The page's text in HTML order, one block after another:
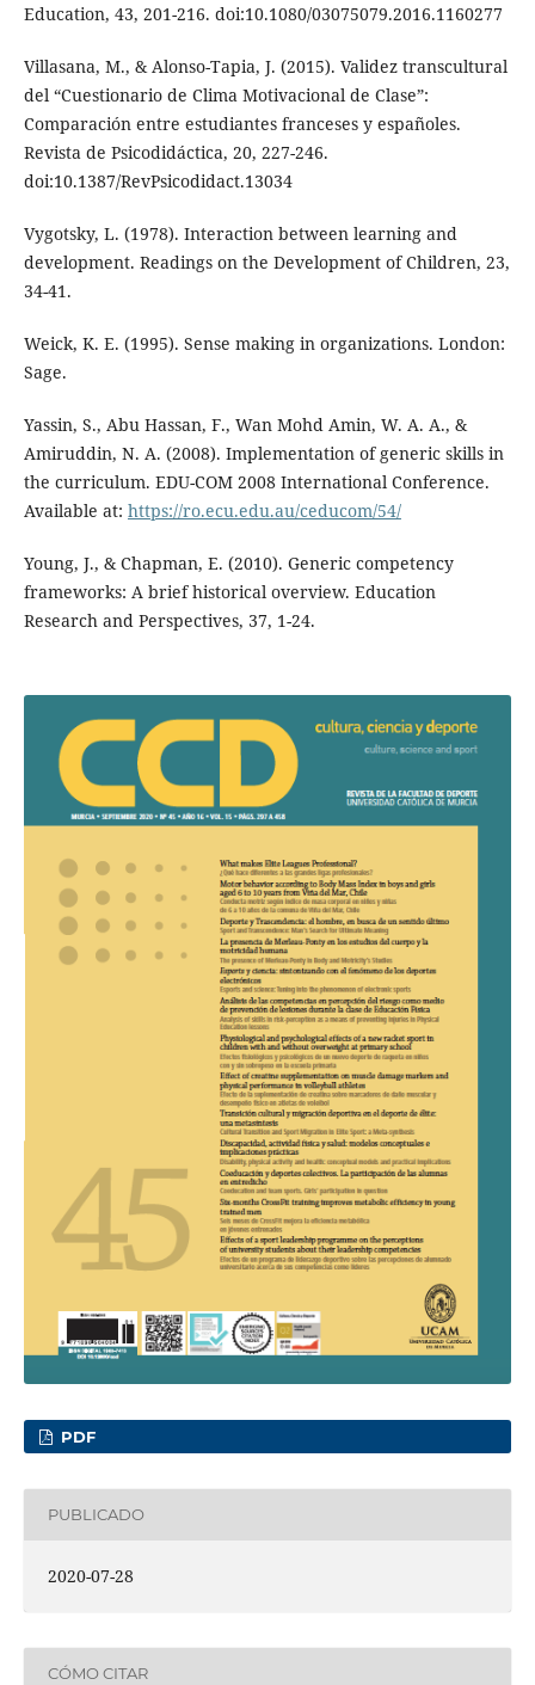
Education, 43, 201-216. doi:10.1080/03075079.2016.1160277
Villasana, M., & Alonso-Tapia, J. (2015). Validez transcultural
del “Cuestionario de Clima Motivacional de Clase”:
Comparación entre estudiantes franceses y españoles.
Revista de Psicodidáctica, 20, 227-246.
doi:10.1387/RevPsicodidact.13034
Vygotsky, L. (1978). Interaction between learning and
development. Readings on the Development of Children, 23,
34-41.
Weick, K. E. (1995). Sense making in organizations. London:
Sage.
Yassin, S., Abu Hassan, F., Wan Mohd Amin, W. A. A., &
Amiruddin, N. A. (2008). Implementation of generic skills in
the curriculum. EDU-COM 2008 International Conference.
Available at: https://ro.ecu.edu.au/ceducom/54/
Young, J., & Chapman, E. (2010). Generic competency
frameworks: A brief historical overview. Education
Research and Perspectives, 37, 1-24.
PDF
PUBLICADO
2020-07-28
CÓMO CITAR